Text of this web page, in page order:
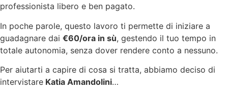
professionista libero e ben pagato.
In poche parole, questo lavoro ti permette di iniziare a
guadagnare dai €60/ora in sù, gestendo il tuo tempo in
totale autonomia, senza dover rendere conto a nessuno.
Per aiutarti a capire di cosa si tratta, abbiamo deciso di
intervistare Katia Amandolini…